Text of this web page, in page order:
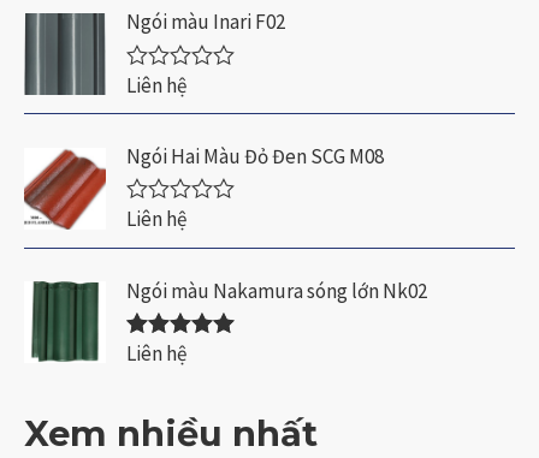
a
c
x
ế
p
h
ạ
g
0
5
s
Ngói màu Inari F02
Đ
c
x
ế
p
h
ạ
g
0
5
s
Liên hệ
Ngói Hai Màu Đỏ Đen SCG M08
Đ
c
x
ế
p
h
g
0
Liên hệ
Ngói màu Nakamura sóng lớn Nk02
Được xếp
Liên hệ
Xem nhiều nhất